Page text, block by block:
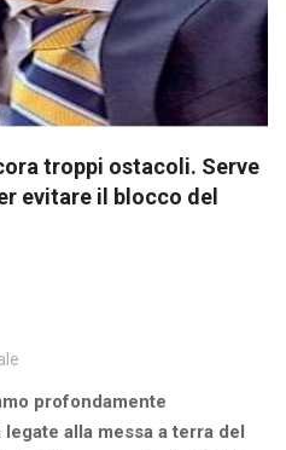
troppi ostacoli. Serve
evitare il blocco del
profondamente
alla messa a terra del